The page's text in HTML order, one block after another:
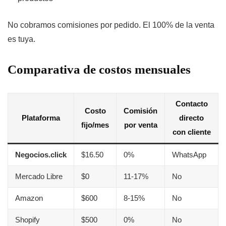
No cobramos comisiones por pedido. El 100% de la venta
es tuya.
Comparativa de costos mensuales
Plataforma
Costo
fijo/mes
Comisión
por venta
Contacto
directo
con cliente
Negocios.click $16.50 0% WhatsApp
Mercado Libre $0 11-17% No
Amazon $600 8-15% No
Shopify $500 0% No